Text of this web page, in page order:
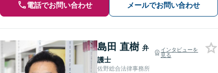
電話でお問い合わせ メールでお問い合わせ
島田 直樹 弁
護士
インタビューを
見る
佐野総合法律事務所